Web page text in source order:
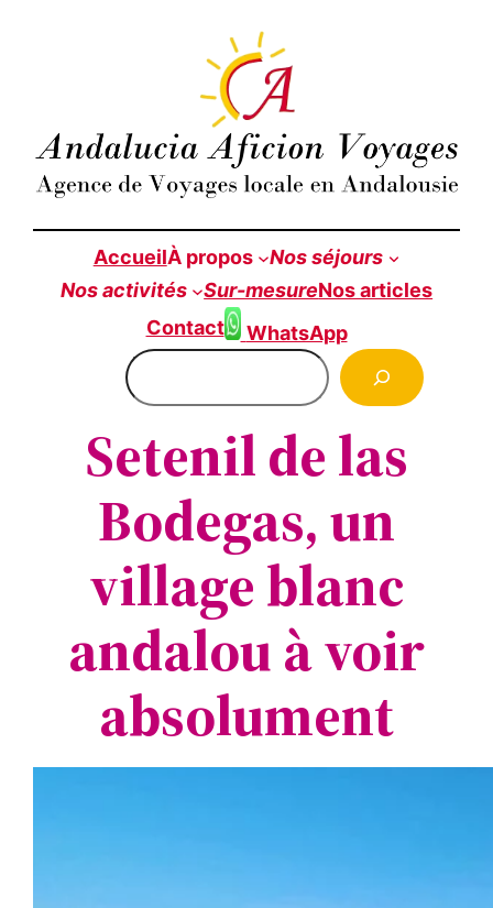
AccueilÀ propos
Nos séjours
Nosactivités Sur-mesureNos articles
Contact
WhatsApp
Rechercher
Setenil de las
Bodegas, un
village blanc
andalou à voir
absolument